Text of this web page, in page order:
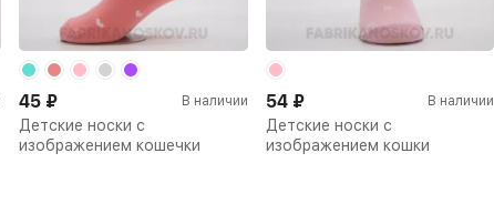
Детские носки с
изображением кошечки
45 ₽ В наличии
Детские носки с
изображением кошки
54 ₽ В наличии